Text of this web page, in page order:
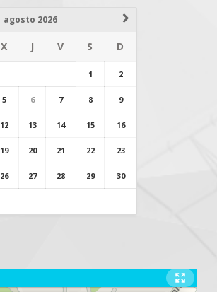
agosto 2026
X J V S D
1 2
5 6 7 8 9
12 13 14 15 16
19 20 21 22 23
26 27 28 29 30